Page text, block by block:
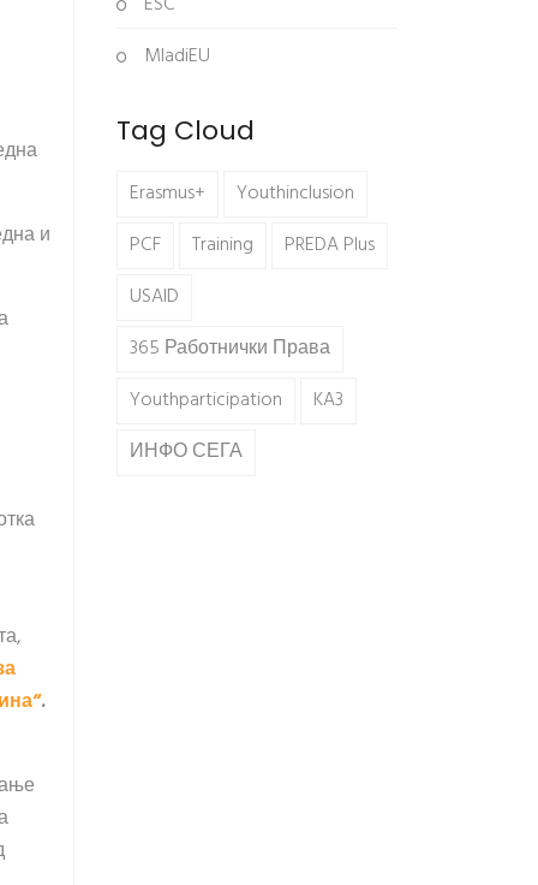
и
.
MladiEU
Tag Cloud
Erasmus+
Youthinclusion
PCF
Training
PREDA Plus
USAID
365 Работнички Права
Youthparticipation
KA3
ИНФО СЕГА